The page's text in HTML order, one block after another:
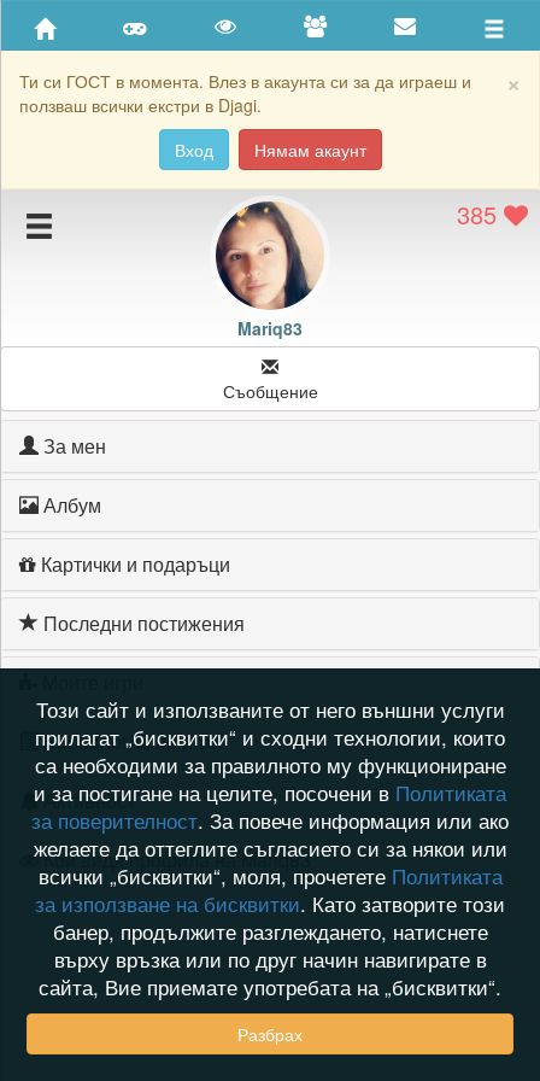
×
Ти си ГОСТ в момента. Влез в акаунта си за да играеш и
ползваш всички екстри в Djagi.
Вход
Нямам акаунт
Приятели
Хронология на игри
Подаръците на Mariq83
Картичките на Mariq83
385
Mariq83
Съобщение
За мен
Албум
Картички и подаръци
Последни постижения
Хронология на игри
Активност
Кой видя профила на Mariq83
Този сайт и използваните от него външни услуги
прилагат „бисквитки“ и сходни технологии, които
са необходими за правилното му функциониране
и за постигане на целите, посочени в Политиката
за поверителност. За повече информация или ако
желаете да оттеглите съгласието си за някои или
всички „бисквитки“, моля, прочетете Политиката
за използване на бисквитки. Като затворите този
банер, продължите разглеждането, натиснете
върху връзка или по друг начин навигирате в
сайта, Вие приемате употребата на „бисквитки“.
Разбрах